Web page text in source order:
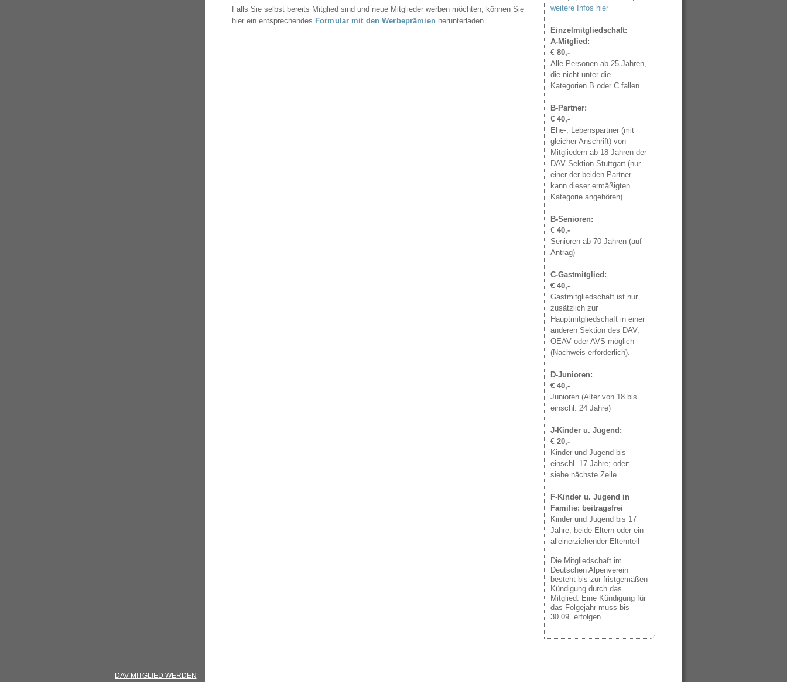
weitere Infos hier
Einzelmitgliedschaft:
A-Mitglied:
€ 80,-
Alle Personen ab 25 Jahren,
die nicht unter die
Kategorien B oder C fallen
B-Partner:
€ 40,-
Ehe-, Lebenspartner (mit
gleicher Anschrift) von
Mitgliedern ab 18 Jahren der
DAV Sektion Stuttgart (nur
einer der beiden Partner
kann dieser ermäßigten
Kategorie angehören)
B-Senioren:
€ 40,-
Senioren ab 70 Jahren (auf
Antrag)
C-Gastmitglied:
€ 40,-
Gastmitgliedschaft ist nur
zusätzlich zur
Hauptmitgliedschaft in einer
anderen Sektion des DAV,
OEAV oder AVS möglich
(Nachweis erforderlich).
D-Junioren:
€ 40,-
Junioren (Alter von 18 bis
einschl. 24 Jahre)
J-Kinder u. Jugend:
€ 20,-
Kinder und Jugend bis
einschl. 17 Jahre; oder:
siehe nächste Zeile
F-Kinder u. Jugend in
Familie: beitragsfrei
Kinder und Jugend bis 17
Jahre, beide Eltern oder ein
alleinerziehender Elternteil
Die Mitgliedschaft im
Deutschen Alpenverein
besteht bis zur fristgemäßen
Kündigung durch das
Mitglied. Eine Kündigung für
das Folgejahr muss bis
30.09. erfolgen.
Falls Sie selbst bereits Mitglied sind und neue Mitglieder werben möchten, können Sie
hier ein entsprechendes Formular mit den Werbeprämien herunterladen.
NAVIGATION
DAV-MITGLIED WERDEN